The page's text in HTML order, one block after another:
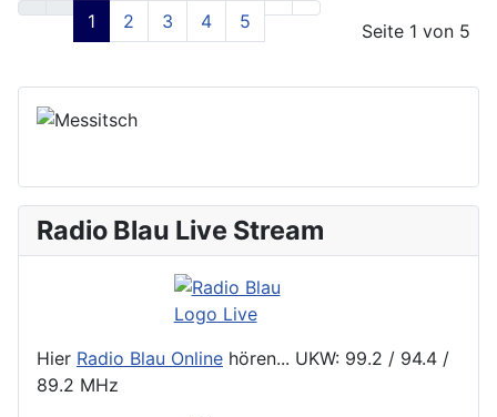
Seite 1 von 5
1 2 3 4 5
Radio Blau Live Stream
Hier Radio Blau Online hören... UKW: 99.2 / 94.4 /
89.2 MHz